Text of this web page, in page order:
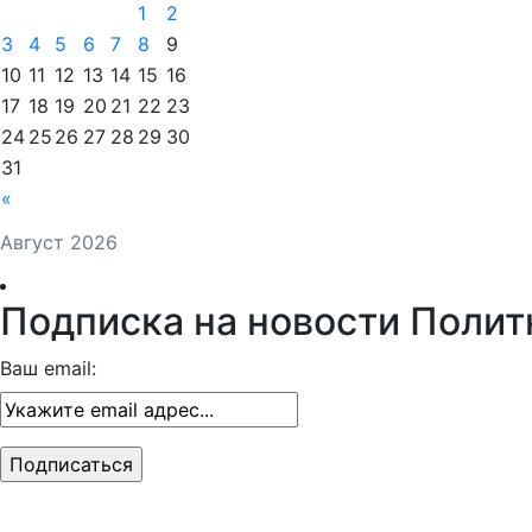
Август 2026
«
1
2
3
4 5 6 7 8
9
10 11 12 13 14 15 16
17 18 19 20 21 22 23
24 25 26 27 28 29 30
31
Подписка на новости
Ваш email: